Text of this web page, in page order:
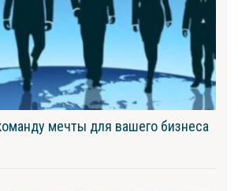
мечты для вашего бизнеса